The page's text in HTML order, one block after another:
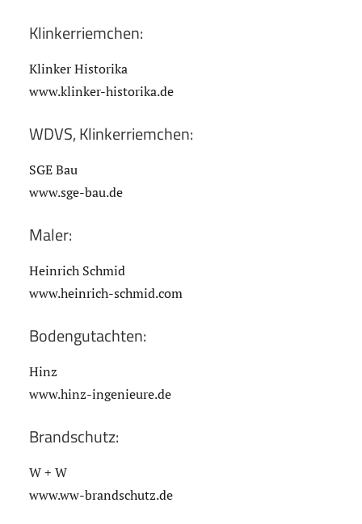
Klinkerriemchen:
Klinker Historika
www.klinker-historika.de
WDVS, Klinkerriemchen:
SGE Bau
www.sge-bau.de
Maler:
Heinrich Schmid
www.heinrich-schmid.com
Bodengutachten:
Hinz
www.hinz-ingenieure.de
Brandschutz:
W + W
www.ww-brandschutz.de